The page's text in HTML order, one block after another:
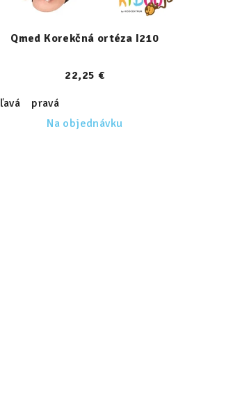
Qmed Korekčná ortéza I210
22,25 €
ľavá
pravá
Na objednávku